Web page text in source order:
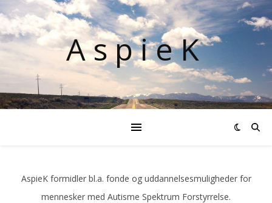
AspieK
AspieK formidler bl.a. fonde og uddannelsesmuligheder for
mennesker med Autisme Spektrum Forstyrrelse.